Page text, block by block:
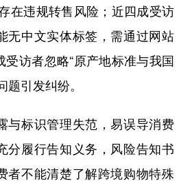
亚太网 上市公司
河北 山西
在违规转售风险；近四成受访
无中文实体标签，需通过网站
访者忽略“原产地标准与我国
题引发纠纷。
标识管理失范，易误导消费
分履行告知义务，风险告知书
者不能清楚了解跨境购物特殊